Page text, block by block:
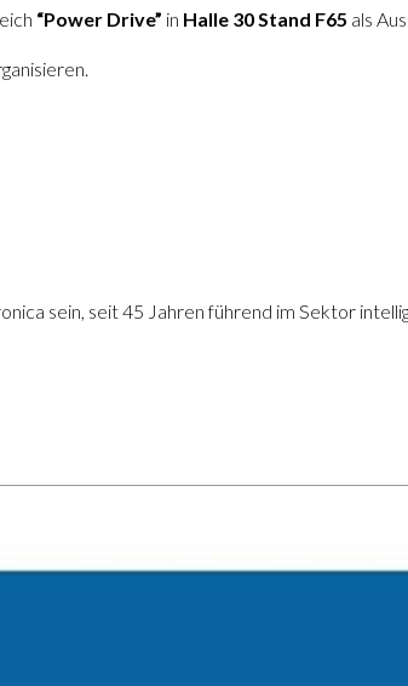
“Power Drive” in Halle 30 Stand F65 als
sein, seit 45 Jahren führend im Sektor